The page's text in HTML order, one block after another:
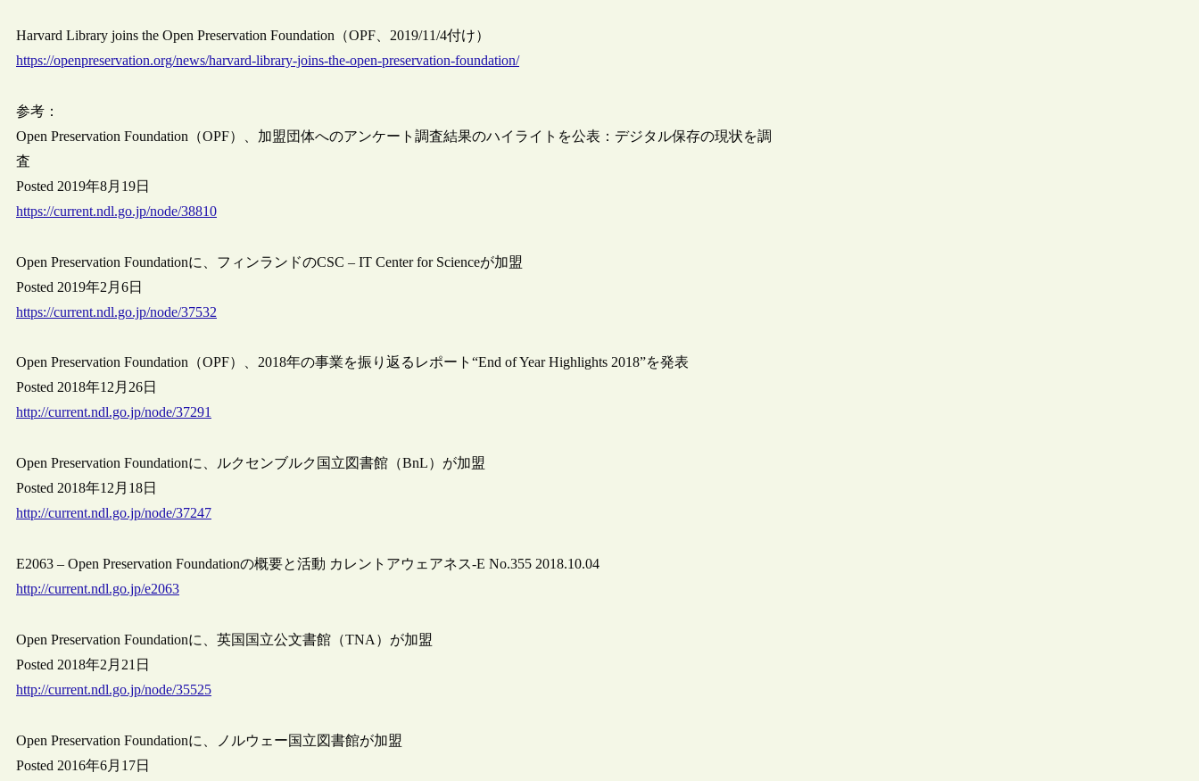
Harvard Library joins the Open Preservation Foundation（OPF、2019/11/4付け）
https://openpreservation.org/news/harvard-library-joins-the-open-preservation-foundation/
参考：
Open Preservation Foundation（OPF）、加盟団体へのアンケート調査結果のハイライトを公表：デジタル保存の現状を調
査
Posted 2019年8月19日
https://current.ndl.go.jp/node/38810
Open Preservation Foundationに、フィンランドのCSC – IT Center for Scienceが加盟
Posted 2019年2月6日
https://current.ndl.go.jp/node/37532
Open Preservation Foundation（OPF）、2018年の事業を振り返るレポート“End of Year Highlights 2018”を発表
Posted 2018年12月26日
http://current.ndl.go.jp/node/37291
Open Preservation Foundationに、ルクセンブルク国立図書館（BnL）が加盟
Posted 2018年12月18日
http://current.ndl.go.jp/node/37247
E2063 – Open Preservation Foundationの概要と活動 カレントアウェアネス-E No.355 2018.10.04
http://current.ndl.go.jp/e2063
Open Preservation Foundationに、英国国立公文書館（TNA）が加盟
Posted 2018年2月21日
http://current.ndl.go.jp/node/35525
Open Preservation Foundationに、ノルウェー国立図書館が加盟
Posted 2016年6月17日